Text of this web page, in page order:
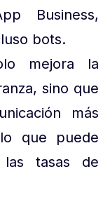
Business,
bots.
mejora la
sino que
más
que puede
las tasas de